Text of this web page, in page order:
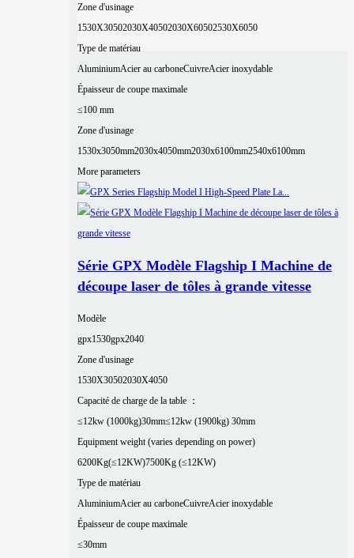
Zone d'usinage
1530X30502030X40502030X60502530X6050
Type de matériau
AluminiumAcier au carboneCuivreAcier inoxydable
Épaisseur de coupe maximale
≤100 mm
Zone d'usinage
1530x3050mm2030x4050mm2030x6100mm2540x6100mm
More parameters
Série GPX Modèle Flagship I Machine de
découpe laser de tôles à grande vitesse
Modèle
gpx1530gpx2040
Zone d'usinage
1530X30502030X4050
Capacité de charge de la table ：
≤12kw (1000kg)30mm≤12kw (1900kg) 30mm
Equipment weight (varies depending on power)
6200Kg(≤12KW)7500Kg (≤12KW)
Type de matériau
AluminiumAcier au carboneCuivreAcier inoxydable
Épaisseur de coupe maximale
≤30mm